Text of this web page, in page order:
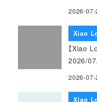
2026-07-
Xiao
【Xiao
2026/
2026-07-
Xiao